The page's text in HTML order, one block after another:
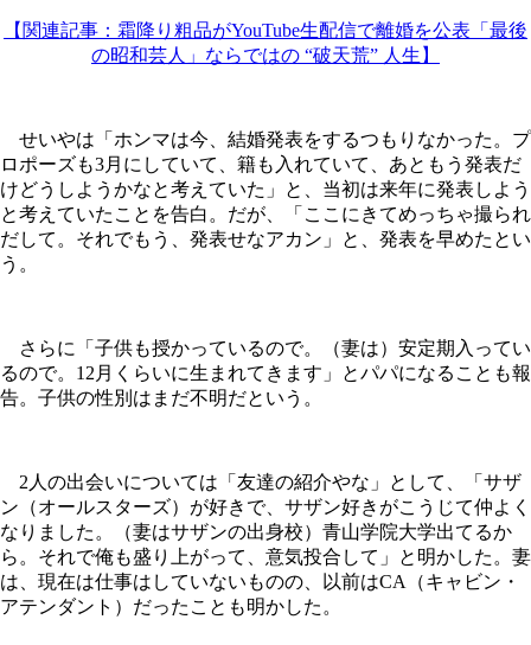
【関連記事：霜降り粗品がYouTube生配信で離婚を公表「最後
の昭和芸人」ならではの “破天荒” 人生】
せいやは「ホンマは今、結婚発表をするつもりなかった。プ
ロポーズも3月にしていて、籍も入れていて、あともう発表だ
けどうしようかなと考えていた」と、当初は来年に発表しよう
と考えていたことを告白。だが、「ここにきてめっちゃ撮られ
だして。それでもう、発表せなアカン」と、発表を早めたとい
う。
さらに「子供も授かっているので。（妻は）安定期入ってい
るので。12月くらいに生まれてきます」とパパになることも報
告。子供の性別はまだ不明だという。
2人の出会いについては「友達の紹介やな」として、「サザ
ン（オールスターズ）が好きで、サザン好きがこうじて仲よく
なりました。（妻はサザンの出身校）青山学院大学出てるか
ら。それで俺も盛り上がって、意気投合して」と明かした。妻
は、現在は仕事はしていないものの、以前はCA（キャビン・
アテンダント）だったことも明かした。